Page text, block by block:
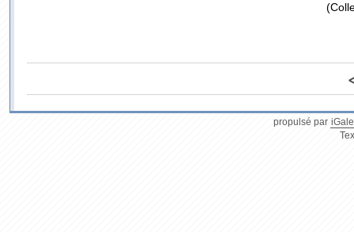
propulsé par